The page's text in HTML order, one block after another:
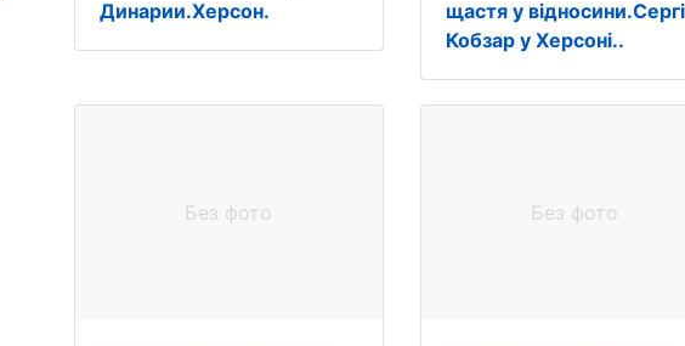
Динарии.Херсон.
щастя у
Кобзар у Херсоні..
Без фото Без фото